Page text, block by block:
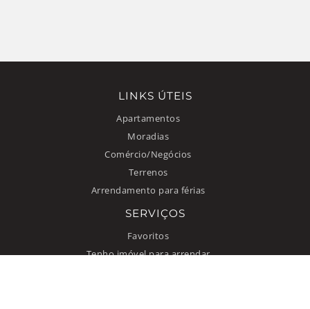
LINKS ÚTEIS
Apartamentos
Moradias
Comércio/Negócios
Terrenos
Arrendamento para férias
SERVIÇOS
Favoritos
Tenho imóvel para arrendar